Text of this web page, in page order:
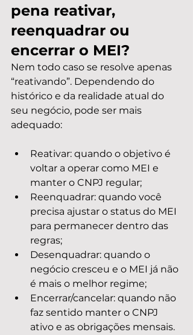
pena reativar,
reenquadrar ou
encerrar o MEI?
Nem todo caso se resolve apenas
“reativando”. Dependendo do
histórico e da realidade atual do
seu negócio, pode ser mais
adequado:
Reativar: quando o objetivo é
voltar a operar como MEI e
manter o CNPJ regular;
Reenquadrar: quando você
precisa ajustar o status do MEI
para permanecer dentro das
regras;
Desenquadrar: quando o
negócio cresceu e o MEI já não
é mais o melhor regime;
Encerrar/cancelar: quando não
faz sentido manter o CNPJ
ativo e as obrigações mensais.